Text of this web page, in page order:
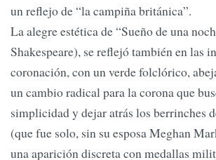
un reflejo de “la campiña británica”.
La alegre estética de “Sueño de una
Shakespeare), se reflejó también en las
coronación, con un verde folclórico,
un cambio radical para la corona que
simplicidad y dejar atrás los berrinches
(que fue solo, sin su esposa Meghan
una aparición discreta con medallas